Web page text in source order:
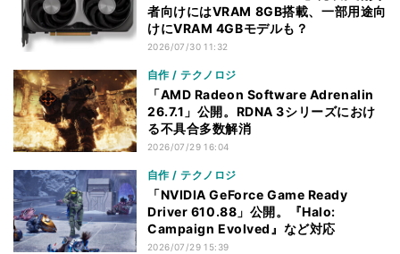
者向けにはVRAM 8GB搭載、一部用途向
けにVRAM 4GBモデルも？
2026/07/30 11:32
自作 / テクノロジ
「AMD Radeon Software Adrenalin
26.7.1」公開。RDNA 3シリーズにおけ
る不具合多数解消
2026/07/29 16:04
自作 / テクノロジ
「NVIDIA GeForce Game Ready
Driver 610.88」公開。『Halo:
Campaign Evolved』など対応
2026/07/29 15:39